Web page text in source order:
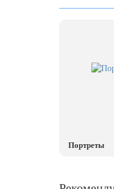
18 апреля,
Портреты